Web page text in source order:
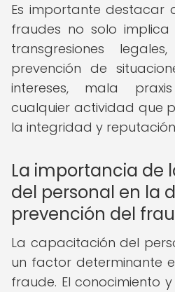
Es importante destacar
fraudes no solo
transgresiones
prevención de
intereses, mala
cualquier actividad que
la integridad y reputación
La importancia de
del personal en la
prevención del
La capacitación del
un factor determinante
fraude. El conocimiento